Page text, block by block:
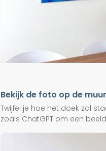
Bekijk de foto op de muur
Twijfel je hoe het doek zal
zoals ChatGPT om een